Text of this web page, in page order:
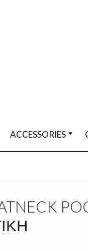
ACCESSORIES